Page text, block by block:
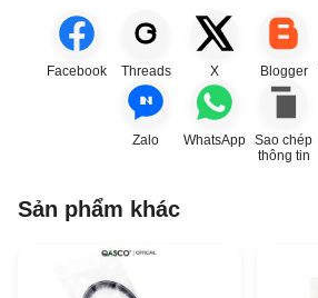
Facebook Threads X Blogger
Zalo WhatsApp Sao chép
thông tin
Sản phẩm khác